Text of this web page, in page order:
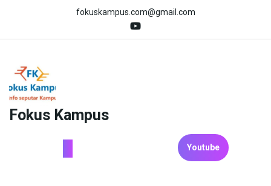
fokuskampus.com@gmail.com
Fokus Kampus
Youtube